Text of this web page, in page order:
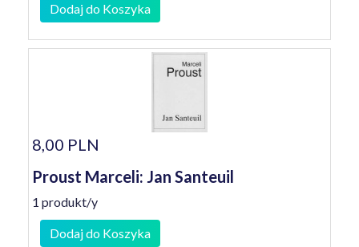
Dodaj do Koszyka
8,00 PLN
Proust Marceli: Jan Santeuil
1 produkt/y
Dodaj do Koszyka